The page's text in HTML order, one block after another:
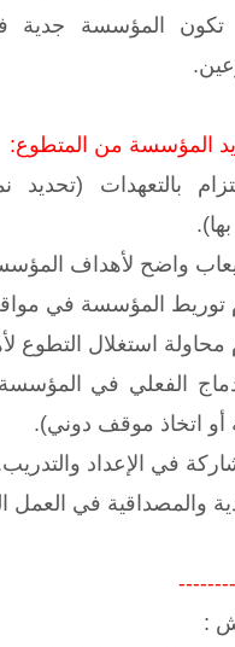
تكون المؤسسة جدية
المؤسسة من المتطوع:
بالتعهدات
واضح لأهداف
توريط المؤسسة في
محاولة استغلال التطوع
الفعلي في
أو اتخاذ موقف دوني).
في الإعداد
والمصداقية في العمل
: